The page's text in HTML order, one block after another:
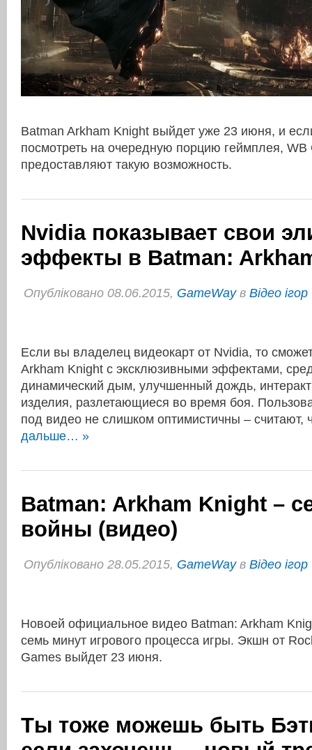
Batman Arkham Knight выйдет уже 23 июня, и
посмотреть на очередную порцию геймплея,
предоставляют такую возможность.
Nvidia показывает свои
эффекты в Batman:
Опубліковано 08.06.2015, GameWayв Відео ігор
Если вы владелец видеокарт от Nvidia, то
Arkham Knight с эксклюзивными эффектами,
динамический дым, улучшенный дождь,
изделия, разлетающиеся во время боя.
под видео не слишком оптимистичны –
дальше… »
Batman: Arkham Knight –
войны (видео)
Опубліковано 28.05.2015, GameWayв Відео ігор
Новоей официальное видео Batman: Arkham
семь минут игрового процесса игры. Экшн от
Games выйдет 23 июня.
Ты тоже можешь быть